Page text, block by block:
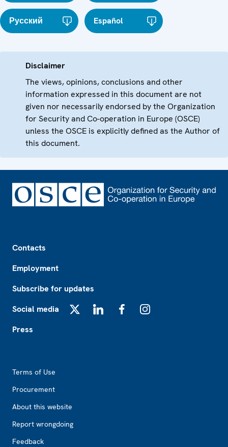
Русский Español
Disclaimer
The views, opinions, conclusions and other
information expressed in this document are not
given nor necessarily endorsed by the Organization
for Security and Co-operation in Europe (OSCE)
unless the OSCE is explicitly defined as the Author of
this document.
Contacts
Employment
Subscribe for updates
Social media
Press
Terms of Use
Procurement
About this website
Report wrongdoing
Feedback